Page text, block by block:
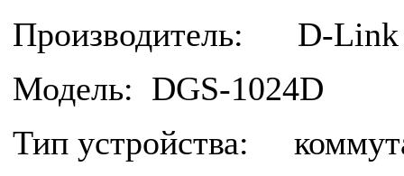
Производитель: D-Link
Модель: DGS-1024D
Тип устройства: